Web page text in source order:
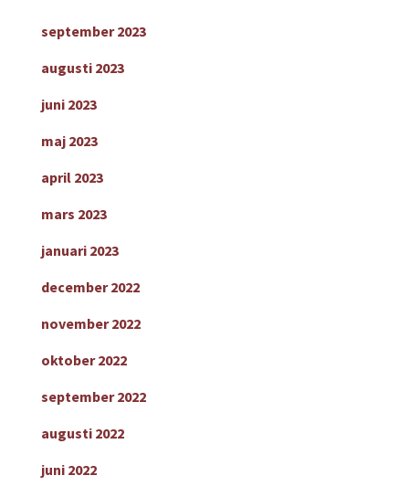
september 2023
augusti 2023
juni 2023
maj 2023
april 2023
mars 2023
januari 2023
december 2022
november 2022
oktober 2022
september 2022
augusti 2022
juni 2022